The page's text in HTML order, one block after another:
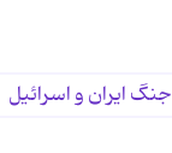
جنگ ایران و اسرائیل